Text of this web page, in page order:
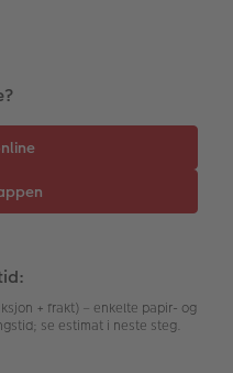
+ frakt) – enkelte papir- og
se estimat i neste steg.